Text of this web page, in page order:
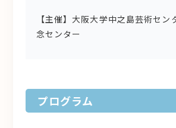
【主催】大阪大学中之島芸術セン
念センター
プログラム